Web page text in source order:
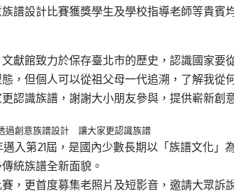
譜設計比賽獲獎學生及學校指導老師等貴賓
獻館致力於保存臺北市的歷史，認識國家要
，但個人可以從祖父母一代追溯，了解我從
認識族譜，謝謝大小朋友參與，提供嶄新創
過創意族譜設計 讓大家更認識族譜
邁入第21屆，是國內少數長期以「族譜文化」
統族譜全新面貌。
，更首度募集老照片及短影音，邀請大眾訴